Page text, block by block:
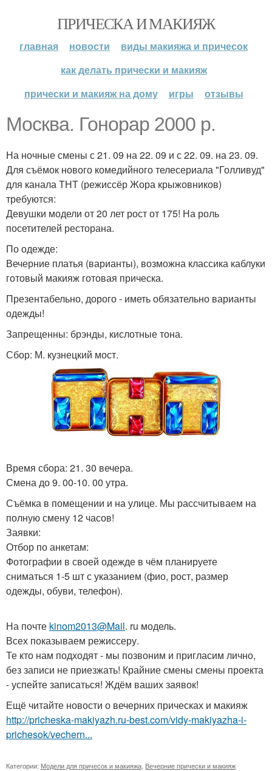
ПРИЧЕСКА И МАКИЯЖ
главная новости
виды макияжа и причесок
как делать прически и макияж
прически и макияж на дому
игры отзывы
Москва. Гонорар 2000 р.
На ночные смены с 21. 09 на 22. 09 и с 22. 09. на 23. 09.
Для съёмок нового комедийного телесериала "Голливуд"
для канала ТНТ (режиссёр Жора крыжовников)
требуются:
Девушки модели от 20 лет рост от 175! На роль
посетителей ресторана.
По одежде:
Вечерние платья (варианты), возможна классика каблуки
готовый макияж готовая прическа.
Презентабельно, дорого - иметь обязательно варианты
одежды!
Запрещенны: брэнды, кислотные тона.
Сбор: М. кузнецкий мост.
Время сбора: 21. 30 вечера.
Смена до 9. 00-10. 00 утра.
Съёмка в помещении и на улице. Мы рассчитываем на
полную смену 12 часов!
Заявки:
Отбор по анкетам:
Фотографии в своей одежде в чём планируете
сниматься 1-5 шт с указанием (фио, рост, размер
одежды, обуви, телефон).
На почте kinom2013@Mail. ru модель.
Всех показываем режиссеру.
Те кто нам подходят - мы позвоним и пригласим лично,
без записи не приезжать! Крайние смены смены проекта
- успейте записаться! Ждём ваших заявок!
Ещё читайте новости о вечерних прическах и макияж
http://pricheska-makiyazh.ru-best.com/vidy-makiyazha-i-
prichesok/vechern...
Категории: Модели для причесок и макияжа Вечерние прически и макияж